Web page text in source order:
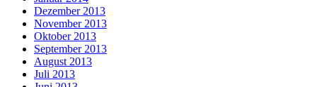
Dezember 2013
November 2013
Oktober 2013
September 2013
August 2013
Juli 2013